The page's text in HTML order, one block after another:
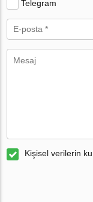
Telegram
Kişisel verilerin